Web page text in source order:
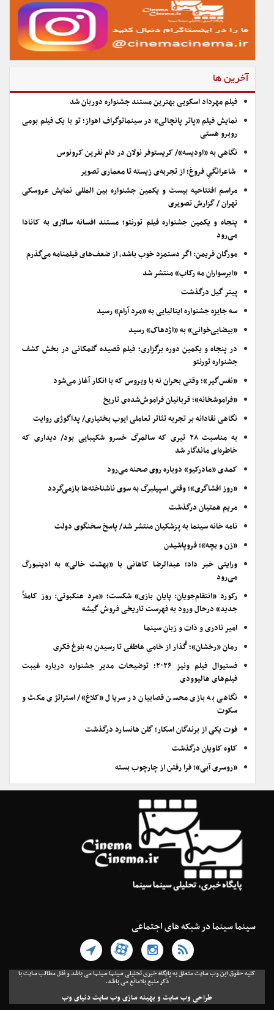
آخرین ها
فیلم مهرداد اسکویی بهترین مستند جشنواره دوربان شد
نمایش فیلم «پاتر پانچالی» در سینماتوگراف اهواز؛ تو با یک فیلم بومی
روبرو هستی
نگاهی به «اودیسه»/ کریستوفر نولان در دام نفرین کرونوس
شاعرانگیِ فروغ؛ از تجربه‌ی زیسته تا معماری تصویر
مراسم افتتاحیه بیست و یکمین جشنواره بین المللی نمایش عروسکی
تهران / گزارش تصویری
پنجاه و یکمین جشنواره فیلم تورنتو؛ مستند افسانه سالاری به کانادا
می‌رود
مورگان فریمن: اگر دستمزد خوب باشد، از ضعف‌های فیلمنامه می‌گذرم
«ابرسواران مه رکاب» منتشر شد
پیتر گیل درگذشت
سه جایزه جشنواره ایتالیایی به «مرد آرام» رسید
«بیضایی‌خوانی» به «اژدهاک» رسید
در پنجاه و یکمین دوره برگزاری؛ فیلم قصیده گلمکانی در بخش کشف
جشنواره تورنتو
«نفس‌گیر»؛ وقتی بحران نه با ویروس که با انکار آغاز می‌شود
«فراموشخانه»؛ قربانیان فراموش‌شده‌ی تاریخ
نگاهی نقادانه بر تجربه تئاتر تعاملی ایوب بختیاری/ پداگوژی روایت
به مناسبت ۲۸ تیری که سالمرگ خسرو شکیبایی بود/ دیداری که
خاطره‌ای ماندگار شد
کمدی «مادرکیو» دوباره روی صحنه می‌رود
«روز افشاگری»؛ وقتی اسپیلبرگ به سوی ناشناخته‌ها بازمی‌گردد
مریم همتیان درگذشت
نامه خانه سینما به پزشکیان منتشر شد/ پاسخ سخنگوی دولت
«زن و بچه»؛ فروپاشیدن
ورایتی خبر داد؛ عبدالرضا کاهانی با «بهشت خالی» به ادینبورگ
می‌رود
رکورد «انتقام‌جویان: پایان بازی» شکست؛ «مرد عنکبوتی: روز کاملاً
جدید» درحال ورود به فهرست تاریخی فروش گیشه
امیر نادری و ذات و زبان سینما
رمان «رخشان»؛ گُذار از خامیِ عاطفی تا رسیدن به بلوغ فکری
فستیوال فیلم ونیز ۲۰۲۶؛ توضیحات مدیر جشنواره درباره غیبت
فیلم‌های هالیوودی
نگاهی به بازی محسن قصابیان در سریال «کلاغ»/ استراتژی مکث و
سکوت
فوت یکی از برندگان اسکار؛ گلن هانسارد درگذشت
کاوه کاویان درگذشت
«روسری آبی»؛ فرا رفتن از چارچوب بسته
سینما سینما در شبکه های اجتماعی
کلیه حقوق این وب سایت متعلق به پایگاه خبری تحلیلی سینما سینما می باشد و نقل مطالب سایت با
ذکر منبع بلامانع می باشد.
طراحی وب سایت و بهینه سازی وب سایتدنیای وب